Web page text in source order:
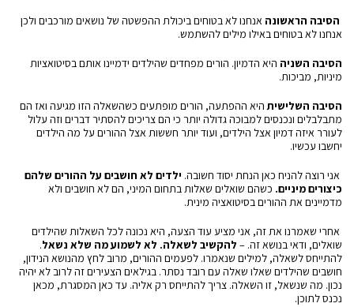
הסיבה הראשונה אנחנו לא בטוחים ביכולת ההפשטה של נושאים מורכבים ולכן
אנחנו לא בטוחים באילו מילים להשתמש.
הסיבה השניה היא הדמיון. הורים מפחדים שהילדים ידמיינו אותם בסיטואציות
מיניות, מביכות.
הסיבה השלישיתהיא ההפתעה, הורים מופתעים כשהשאלה הזו מגיעה ואז הם
מתבלבלים ונכנסים למבוכה גדולה יותר כי הם צריכים להסתיר דברים וזה עלול
לעורר איזה דמיון אצל הילדים, ועוד יותר חששות אצל ההורים על מה הילדים
יחשבו עכשיו.
אני רוצה להניח כאן הנחת יסוד חשובה. ילדים לא חושבים על ההורים שלהם
כיצורים מיניים. כשהם שואלים שאלות בתחום המיני, הם לא חושבים ולא
מדמיינים את ההורים בסיטואציה מינית.
אחרי שאמרנו את זה, אני מציע עוד הצעה, היא נכונה לכל השאלות שהילדים
שואלים, ודאי בנושא זה. – להקשיב לשאלה. לא לשמוע מה שלא נשאל.
להתייחס לשאלה, למילים שנאמרו. לפעמים ההורים, מרוב לחץ מהנושא הנידון,
חושבים שהילדים שאלו שאלה עם רובד נסתר. בגילאים הצעירים זה לרוב לא יהיה
נכון. מה שנשאל, זו השאלה. צריך להתייחס רק אליה. עד כאן המסגרת, מכאן
נכנס לתוכן.